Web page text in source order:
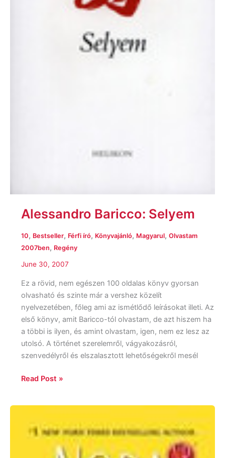
Alessandro Baricco: Selyem
10, Bestseller, Férfi író, Könyvajánló, Magyarul, Olvastam
2007ben, Regény
June 30, 2007
Ez a rövid, nem egészen 100 oldalas könyv gyorsan
olvasható és szinte már a vershez közelít
nyelvezetében, főleg ami az ismétlődő leírásokat illeti. Az
első könyv, amit Baricco-tól olvastam, de azt hiszem ha
a többi is ilyen, és amint olvastam, igen, nem ez lesz az
utolsó. A történet szerelemről, vágyakozásról,
szenvedélyről és elszalasztott lehetőségekről mesél
Read Post »
Valley